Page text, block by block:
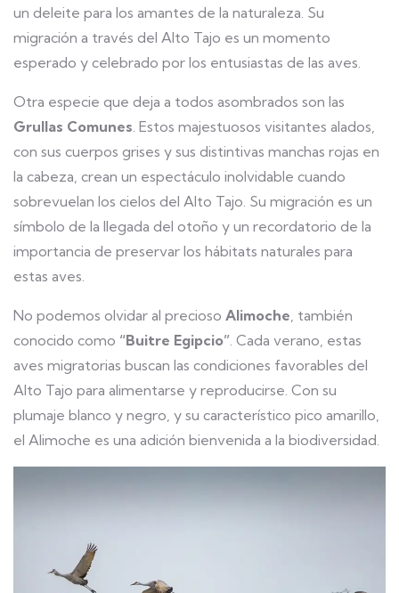
un deleite para los amantes de la naturaleza. Su
migración a través del Alto Tajo es un momento
esperado y celebrado por los entusiastas de las aves.
Otra especie que deja a todos asombrados son las
Grullas Comunes . Estos majestuosos visitantes alados,
con sus cuerpos grises y sus distintivas manchas rojas en
la cabeza, crean un espectáculo inolvidable cuando
sobrevuelan los cielos del Alto Tajo. Su migración es un
símbolo de la llegada del otoño y un recordatorio de la
importancia de preservar los hábitats naturales para
estas aves.
No podemos olvidar al precioso Alimoche , también
conocido como “Buitre Egipcio” . Cada verano, estas
aves migratorias buscan las condiciones favorables del
Alto Tajo para alimentarse y reproducirse. Con su
plumaje blanco y negro, y su característico pico amarillo,
el Alimoche es una adición bienvenida a la biodiversidad.